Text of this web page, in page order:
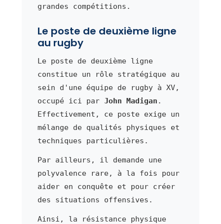
grandes compétitions.
Le poste de deuxième ligne
au rugby
Le poste de deuxième ligne
constitue un rôle stratégique au
sein d'une équipe de rugby à XV,
occupé ici par John Madigan .
Effectivement, ce poste exige un
mélange de qualités physiques et
techniques particulières.
Par ailleurs, il demande une
polyvalence rare, à la fois pour
aider en conquête et pour créer
des situations offensives.
Ainsi, la résistance physique